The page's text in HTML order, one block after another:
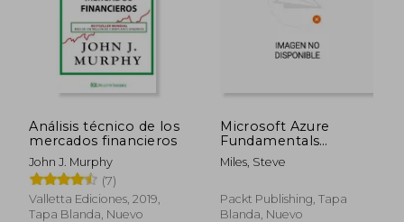
Análisis técnico de los
mercados financieros
John J. Murphy
(7)
Valletta Ediciones, 2019,
Tapa Blanda, Nuevo
Microsoft Azure
Fundamentals
Certification and
Beyond - Second
AZ-900 exam guide
with online mock
Miles, Steve
Packt Publishing, Tapa
Blanda, Nuevo